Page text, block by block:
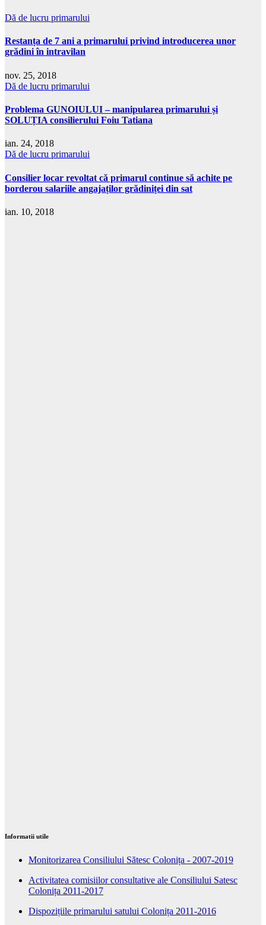
Dă de lucru primarului
Restanța de 7 ani a primarului privind introducerea unor
grădini în intravilan
nov. 25, 2018
Dă de lucru primarului
Problema GUNOIULUI – manipularea primarului și
SOLUȚIA consilierului Foiu Tatiana
ian. 24, 2018
Dă de lucru primarului
Consilier locar revoltat că primarul continue să achite pe
borderou salariile angajaților grădiniței din sat
ian. 10, 2018
Informatii utile
Monitorizarea Consiliului Sătesc Colonița - 2007-2019
Activitatea comisiilor consultative ale Consiliului Satesc
Colonița 2011-2017
Dispozițiile primarului satului Colonița 2011-2016